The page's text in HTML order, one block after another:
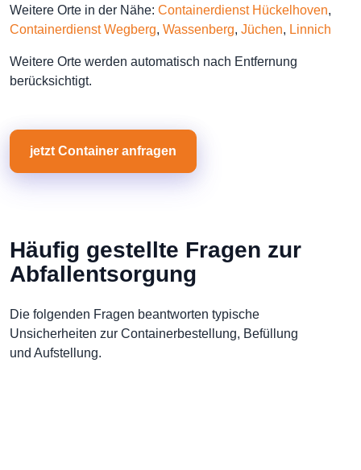
Weitere Orte in der Nähe: Containerdienst Hückelhoven,
Containerdienst Wegberg, Wassenberg, Jüchen, Linnich
Weitere Orte werden automatisch nach Entfernung
berücksichtigt.
jetzt Container anfragen
Häufig gestellte Fragen zur
Abfallentsorgung
Die folgenden Fragen beantworten typische
Unsicherheiten zur Containerbestellung, Befüllung
und Aufstellung.